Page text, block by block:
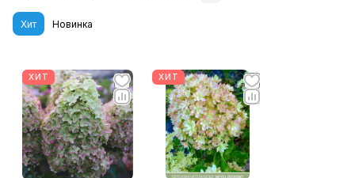
Хит Новинка
ХИТ ХИТ